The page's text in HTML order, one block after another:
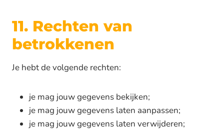
11. Rechten van
betrokkenen
Je hebt de volgende rechten:
je mag jouw gegevens bekijken;
je mag jouw gegevens laten aanpassen;
je mag jouw gegevens laten verwijderen;